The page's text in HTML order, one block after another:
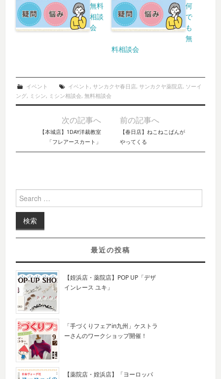
無料
相談
会
何
で
も
無
料相談会
イベント イベント , サンカクヤ春日店, サンカクヤ薬院店, ソーイ
ング, ミシン, ミシン相談会,無料相談会
Post navigation
次の記事へ
【本城店】1DAY洋裁教室
「フレアースカート」
前の記事へ
【春日店】ねこねこぱんが
やってくる
Search for:
最近の投稿
【姪浜店・薬院店】POP UP「デザ
インレース ユキ」
「手づくりフェアin九州」ケストラ
ーさんのワークショップ開催！
【薬院店・姪浜店】「ヨーロッパ